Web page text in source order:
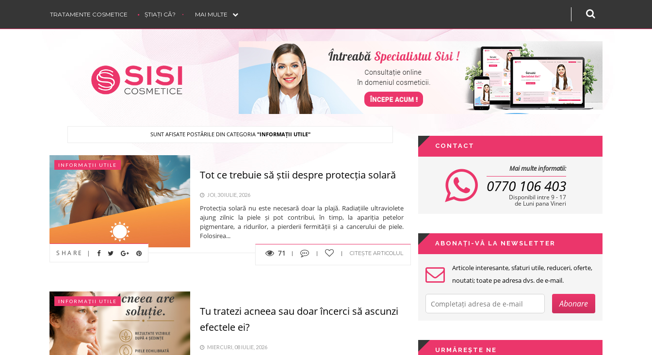
TRATAMENTE COSMETICE ȘTIAȚI CĂ? MAI MULTE
SUNT AFISATE POSTĂRILE DIN CATEGORIA "INFORMAȚII UTILE"
INFORMAȚII UTILE
Tot ce trebuie să știi despre protecția solară
JOI, 30 IULIE, 2026
Protecția solară nu este necesară doar la plajă. Radiațiile ultraviolete
ajung zilnic la piele și pot contribui, în timp, la apariția petelor
pigmentare, a ridurilor, a pierderii fermității și a cancerului de piele.
Folosirea...
CITEȘTE ARTICOLUL
71
SHARE |
INFORMAȚII UTILE
Tu tratezi acneea sau doar încerci să ascunzi
efectele ei?
MIERCURI, 08 IULIE, 2026
CONTACT
Mai multe informatii:
0770 106 403
Disponibil intre 9 - 17
de Luni pana Vineri
ABONAȚI-VĂ LA NEWSLETTER
Articole interesante, sfaturi utile, reduceri, oferte,
noutati; toate pe adresa dvs. de e-mail.
URMĂREȘTE NE